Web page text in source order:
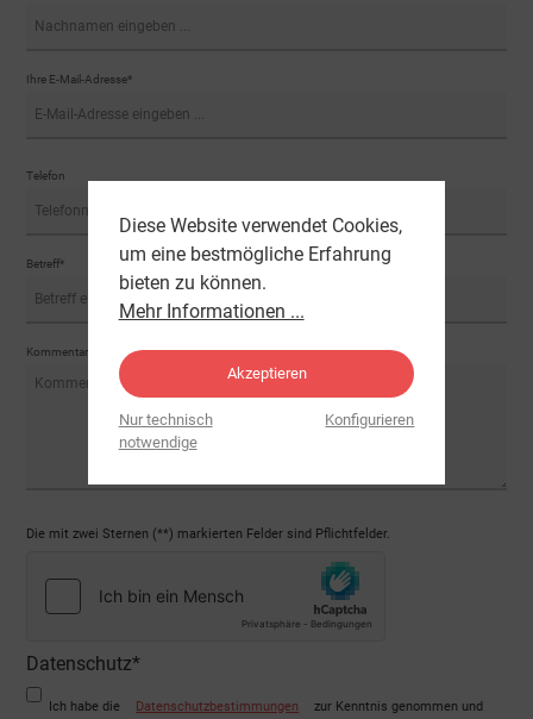
Ihre E-Mail-Adresse*
Telefon
Betreff*
Kommentar*
Die mit zwei Sternen (**) markierten Felder sind Pflichtfelder.
Datenschutz*
Ich habe die Datenschutzbestimmungen zur Kenntnis genommen und
Diese Website verwendet Cookies,
um eine bestmögliche Erfahrung
bieten zu können.
Mehr Informationen ...
Akzeptieren
Nur technisch
notwendige
Konfigurieren